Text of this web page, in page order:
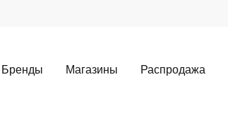
Бренды Магазины Распродажа